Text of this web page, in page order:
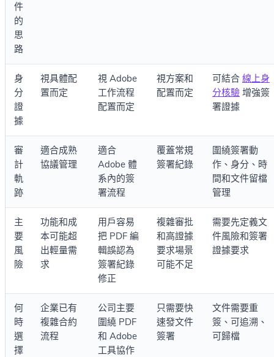
件
的
思
路
身
分
證
據
視具體配
置而定
視 Adobe
工作流程
配置而定
視方案和
配置而定
可結合 線上身
分核驗 增強簽
署證據
審
計
軌
跡
適合成熟
協議管理
適合
Adobe 體
系內的簽
署流程
覆蓋常規
簽署紀錄
圍繞簽署動
作、身分、時
間和文件留檔
管理
主
要
風
險
功能和成
本可能超
出輕量需
求
用戶容易
把 PDF 編
輯誤認為
簽署紀錄
修正
複雜審批
和高證據
要求場景
可能不足
需要先定義文
件風險和簽署
證據要求
何
時
選
擇
企業已有
複雜合約
流程
公司主要
圍繞 PDF
和 Adobe
工具協作
只需要快
速發文件
簽署
文件需要重
簽、可追溯、
可歸檔